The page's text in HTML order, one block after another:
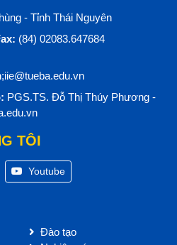
- Tỉnh Thái Nguyên
(84) 02083.647684
PGS.TS. Đỗ Thị Thúy Phương -
TÔI
Youtube
Đào tạo